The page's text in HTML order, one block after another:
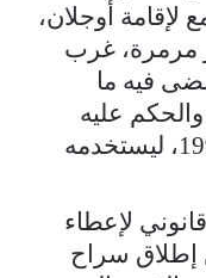
لإقامة أوجلان،
مرمرة، غرب
فيه ما
والحكم عليه
بالسجن المؤبد المشدد عام 1990، ليستخدمه
لإعطاء
إطلاق سراح